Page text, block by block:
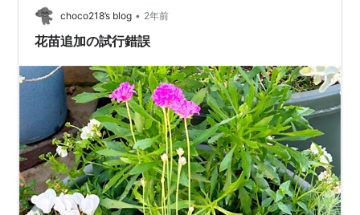
うわけで、ナスビタウンとか王国とか、そのあたりで目
にすることができるキクのなかまたちをご紹介します
choco218’s blog • 2年前
花苗追加の試行錯誤